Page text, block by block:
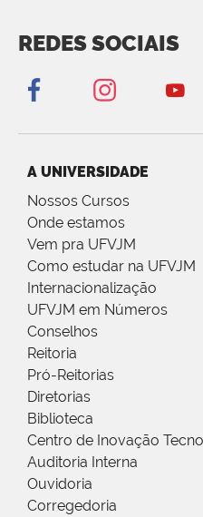
REDES SOCIAIS
A UNIVERSIDADE
Nossos Cursos
Onde estamos
Vem pra UFVJM
Como estudar na UFVJM
Internacionalização
UFVJM em Números
Conselhos
Reitoria
Pró-Reitorias
Diretorias
Biblioteca
Centro de Inovação
Auditoria Interna
Ouvidoria
Corregedoria